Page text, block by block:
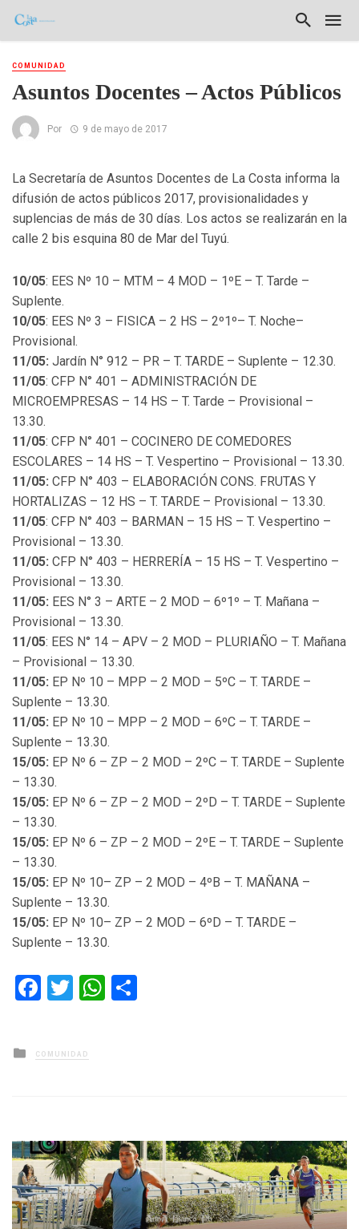
COMUNIDAD
Asuntos Docentes – Actos Públicos
Por 9 de mayo de 2017
La Secretaría de Asuntos Docentes de La Costa informa la
difusión de actos públicos 2017, provisionalidades y
suplencias de más de 30 días. Los actos se realizarán en la
calle 2 bis esquina 80 de Mar del Tuyú.
10/05: EES Nº 10 – MTM – 4 MOD – 1ºE – T. Tarde –
Suplente.
10/05: EES Nº 3 – FISICA – 2 HS – 2º1º– T. Noche–
Provisional.
11/05: Jardín N° 912 – PR – T. TARDE – Suplente – 12.30.
11/05: CFP N° 401 – ADMINISTRACIÓN DE
MICROEMPRESAS – 14 HS – T. Tarde – Provisional –
13.30.
11/05: CFP N° 401 – COCINERO DE COMEDORES
ESCOLARES – 14 HS – T. Vespertino – Provisional – 13.30.
11/05: CFP N° 403 – ELABORACIÓN CONS. FRUTAS Y
HORTALIZAS – 12 HS – T. TARDE – Provisional – 13.30.
11/05: CFP N° 403 – BARMAN – 15 HS – T. Vespertino –
Provisional – 13.30.
11/05: CFP N° 403 – HERRERÍA – 15 HS – T. Vespertino –
Provisional – 13.30.
11/05: EES N° 3 – ARTE – 2 MOD – 6º1º – T. Mañana –
Provisional – 13.30.
11/05: EES N° 14 – APV – 2 MOD – PLURIAÑO – T. Mañana
– Provisional – 13.30.
11/05: EP Nº 10 – MPP – 2 MOD – 5ºC – T. TARDE –
Suplente – 13.30.
11/05: EP Nº 10 – MPP – 2 MOD – 6ºC – T. TARDE –
Suplente – 13.30.
15/05: EP Nº 6 – ZP – 2 MOD – 2ºC – T. TARDE – Suplente
– 13.30.
15/05: EP Nº 6 – ZP – 2 MOD – 2ºD – T. TARDE – Suplente
– 13.30.
15/05: EP Nº 6 – ZP – 2 MOD – 2ºE – T. TARDE – Suplente
– 13.30.
15/05: EP Nº 10– ZP – 2 MOD – 4ºB – T. MAÑANA –
Suplente – 13.30.
15/05: EP Nº 10– ZP – 2 MOD – 6ºD – T. TARDE –
Suplente – 13.30.
Facebook
TwitterWhatsApp
Posted
in
COMUNIDAD